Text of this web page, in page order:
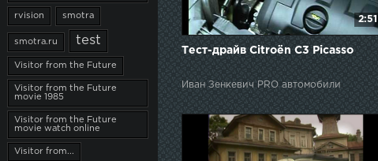
rvision smotra
smotra.ru test
Visitor from the Future
Visitor from the Future
movie 1985
Visitor from the Future
movie watch online
Visitor from...
2:51
Тест-драйв Citroën C3 Picasso
Иван Зенкевич PRO автомобили